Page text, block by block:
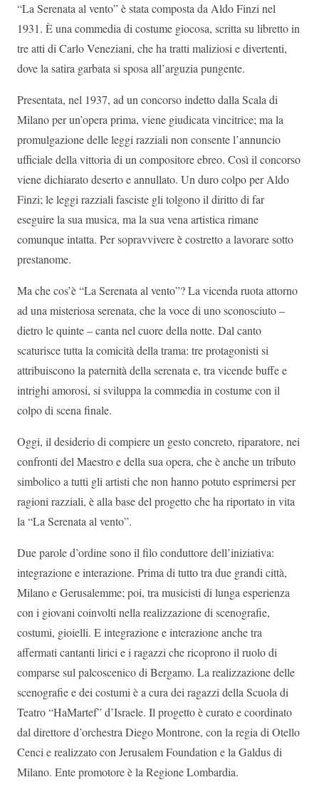
“La Serenata al vento” è stata composta da Aldo Finzi nel
1931. È una commedia di costume giocosa, scritta su libretto in
tre atti di Carlo Veneziani, che ha tratti maliziosi e divertenti,
dove la satira garbata si sposa all’arguzia pungente.
Presentata, nel 1937, ad un concorso indetto dalla Scala di
Milano per un’opera prima, viene giudicata vincitrice; ma la
promulgazione delle leggi razziali non consente l’annuncio
ufficiale della vittoria di un compositore ebreo. Così il concorso
viene dichiarato deserto e annullato. Un duro colpo per Aldo
Finzi; le leggi razziali fasciste gli tolgono il diritto di far
eseguire la sua musica, ma la sua vena artistica rimane
comunque intatta. Per sopravvivere è costretto a lavorare sotto
prestanome.
Ma che cos’è “La Serenata al vento”? La vicenda ruota attorno
ad una misteriosa serenata, che la voce di uno sconosciuto –
dietro le quinte – canta nel cuore della notte. Dal canto
scaturisce tutta la comicità della trama: tre protagonisti si
attribuiscono la paternità della serenata e, tra vicende buffe e
intrighi amorosi, si sviluppa la commedia in costume con il
colpo di scena finale.
Oggi, il desiderio di compiere un gesto concreto, riparatore, nei
confronti del Maestro e della sua opera, che è anche un tributo
simbolico a tutti gli artisti che non hanno potuto esprimersi per
ragioni razziali, è alla base del progetto che ha riportato in vita
la “La Serenata al vento”.
Due parole d’ordine sono il filo conduttore dell’iniziativa:
integrazione e interazione. Prima di tutto tra due grandi città,
Milano e Gerusalemme; poi, tra musicisti di lunga esperienza
con i giovani coinvolti nella realizzazione di scenografie,
costumi, gioielli. E integrazione e interazione anche tra
affermati cantanti lirici e i ragazzi che ricoprono il ruolo di
comparse sul palcoscenico di Bergamo. La realizzazione delle
scenografie e dei costumi è a cura dei ragazzi della Scuola di
Teatro “HaMartef” d’Israele. Il progetto è curato e coordinato
dal direttore d’orchestra Diego Montrone, con la regia di Otello
Cenci e realizzato con Jerusalem Foundation e la Galdus di
Milano. Ente promotore è la Regione Lombardia.